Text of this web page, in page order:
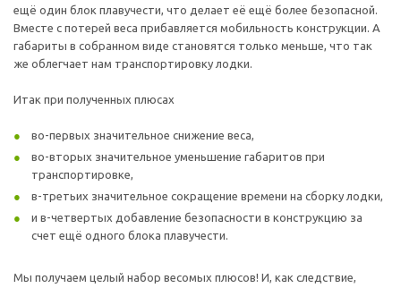
ещё один блок плавучести, что делает её ещё более безопасной.
Вместе с потерей веса прибавляется мобильность конструкции. А
габариты в собранном виде становятся только меньше, что так
же облегчает нам транспортировку лодки.
Итак при полученных плюсах
во-первых значительное снижение веса,
во-вторых значительное уменьшение габаритов при
транспортировке,
в-третьих значительное сокращение времени на сборку лодки,
и в-четвертых добавление безопасности в конструкцию за
счет ещё одного блока плавучести.
Мы получаем целый набор весомых плюсов! И, как следствие,